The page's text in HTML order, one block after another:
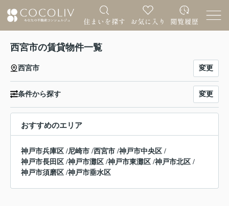
西宮市の賃貸物件一覧
西宮市 変更
条件から探す 変更
おすすめのエリア
神戸市兵庫区 /尼崎市 /西宮市 /神戸市中央区 /
神戸市長田区 /神戸市灘区 /神戸市東灘区 /神戸市北区 /
神戸市須磨区 /神戸市垂水区